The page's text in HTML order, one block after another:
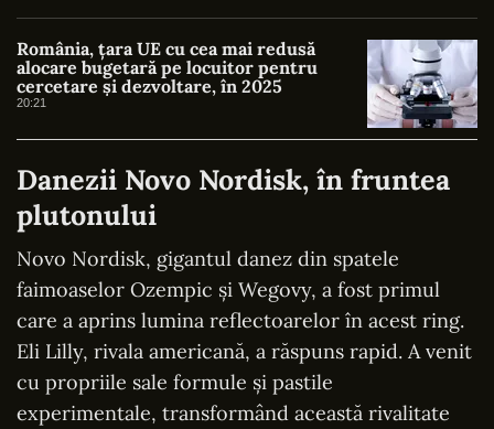
România, țara UE cu cea mai redusă
alocare bugetară pe locuitor pentru
cercetare și dezvoltare, în 2025
20:21
Danezii Novo Nordisk, în fruntea
plutonului
Novo Nordisk, gigantul danez din spatele
faimoaselor Ozempic și Wegovy, a fost primul
care a aprins lumina reflectoarelor în acest ring.
Eli Lilly, rivala americană, a răspuns rapid. A venit
cu propriile sale formule și pastile
experimentale, transformând această rivalitate